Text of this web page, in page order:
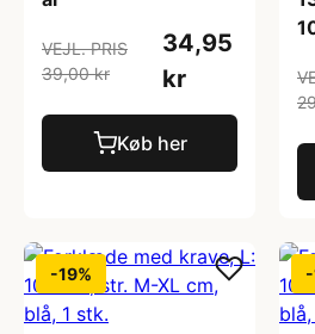
VEJL. PRIS
39,00 kr
34,95
kr
Køb her
-19%